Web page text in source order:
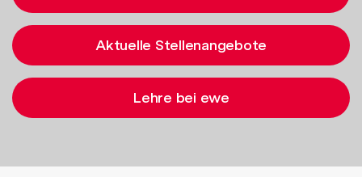
Aktuelle Stellenangebote
Lehre bei ewe